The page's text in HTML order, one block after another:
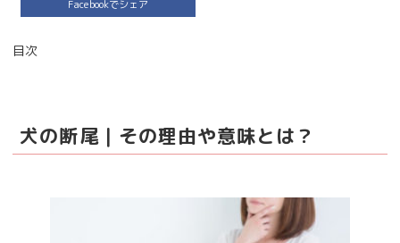
Facebookでシェア
目次
犬の断尾｜その理由や意味とは？